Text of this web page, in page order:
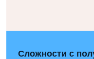
Сложности с